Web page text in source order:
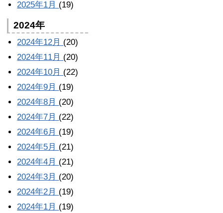
2025年1月 (19)
2024年
2024年12月 (20)
2024年11月 (20)
2024年10月 (22)
2024年9月 (19)
2024年8月 (20)
2024年7月 (22)
2024年6月 (19)
2024年5月 (21)
2024年4月 (21)
2024年3月 (20)
2024年2月 (19)
2024年1月 (19)